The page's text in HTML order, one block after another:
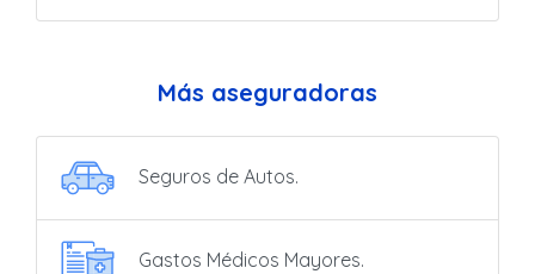
Más aseguradoras
Seguros de Autos.
Gastos Médicos Mayores.